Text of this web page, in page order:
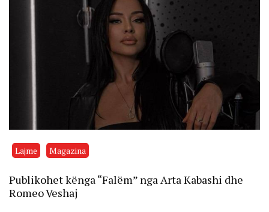
Lajme Magazina
Publikohet kënga “Falëm” nga Arta Kabashi dhe
Romeo Veshaj